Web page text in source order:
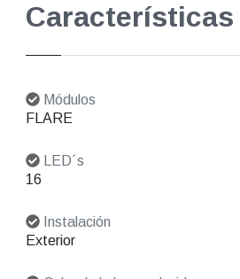
Características
Módulos
FLARE
LED´s
16
Instalación
Exterior